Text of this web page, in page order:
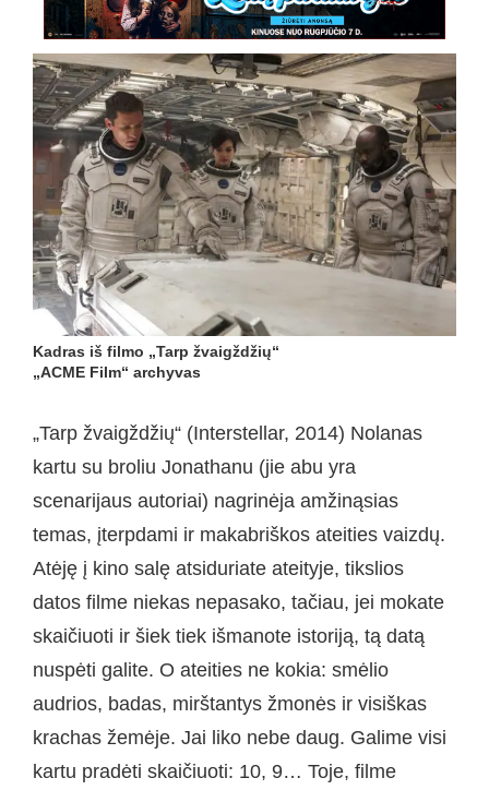
Kadras iš filmo „Tarp žvaigždžių“
„ACME Film“ archyvas
„Tarp žvaigždžių“ (Interstellar, 2014) Nolanas
kartu su broliu Jonathanu (jie abu yra
scenarijaus autoriai) nagrinėja amžinąsias
temas, įterpdami ir makabriškos ateities vaizdų.
Atėję į kino salę atsiduriate ateityje, tikslios
datos filme niekas nepasako, tačiau, jei mokate
skaičiuoti ir šiek tiek išmanote istoriją, tą datą
nuspėti galite. O ateities ne kokia: smėlio
audrios, badas, mirštantys žmonės ir visiškas
krachas žemėje. Jai liko nebe daug. Galime visi
kartu pradėti skaičiuoti: 10, 9… Toje, filme